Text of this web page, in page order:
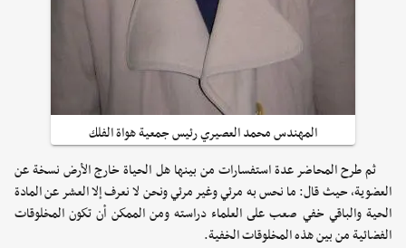
المهندس محمد العصيري رئيس جمعية هواة الفلك
ثم طرح المحاضر عدة استفسارات من بينها هل الحياة خارج الأرض نسخة عن
العضوية، حيث قال: ما نحس به مرئي وغير مرئي ونحن لا نعرف إلا العشر عن المادة
الحية والباقي خفي صعب على العلماء دراسته ومن الممكن أن تكون المخلوقات
الفضائية من بين هذه المخلوقات الخفية.